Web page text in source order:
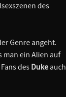
des
Genre angeht.
man ein Alien auf
des Duke auch